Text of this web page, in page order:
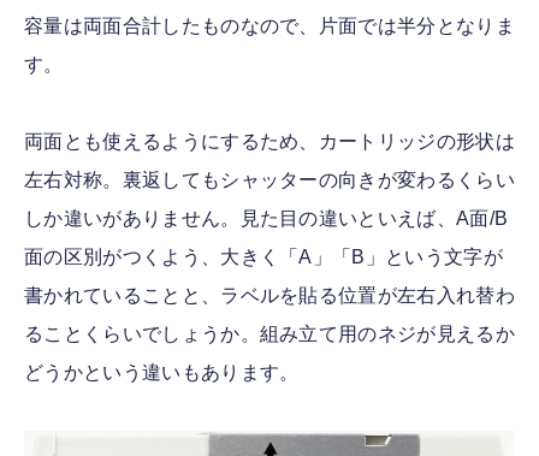
容量は両面合計したものなので、片面では半分となりま
す。
両面とも使えるようにするため、カートリッジの形状は
左右対称。裏返してもシャッターの向きが変わるくらい
しか違いがありません。見た目の違いといえば、A面/B
面の区別がつくよう、大きく「A」「B」という文字が
書かれていることと、ラベルを貼る位置が左右入れ替わ
ることくらいでしょうか。組み立て用のネジが見えるか
どうかという違いもあります。